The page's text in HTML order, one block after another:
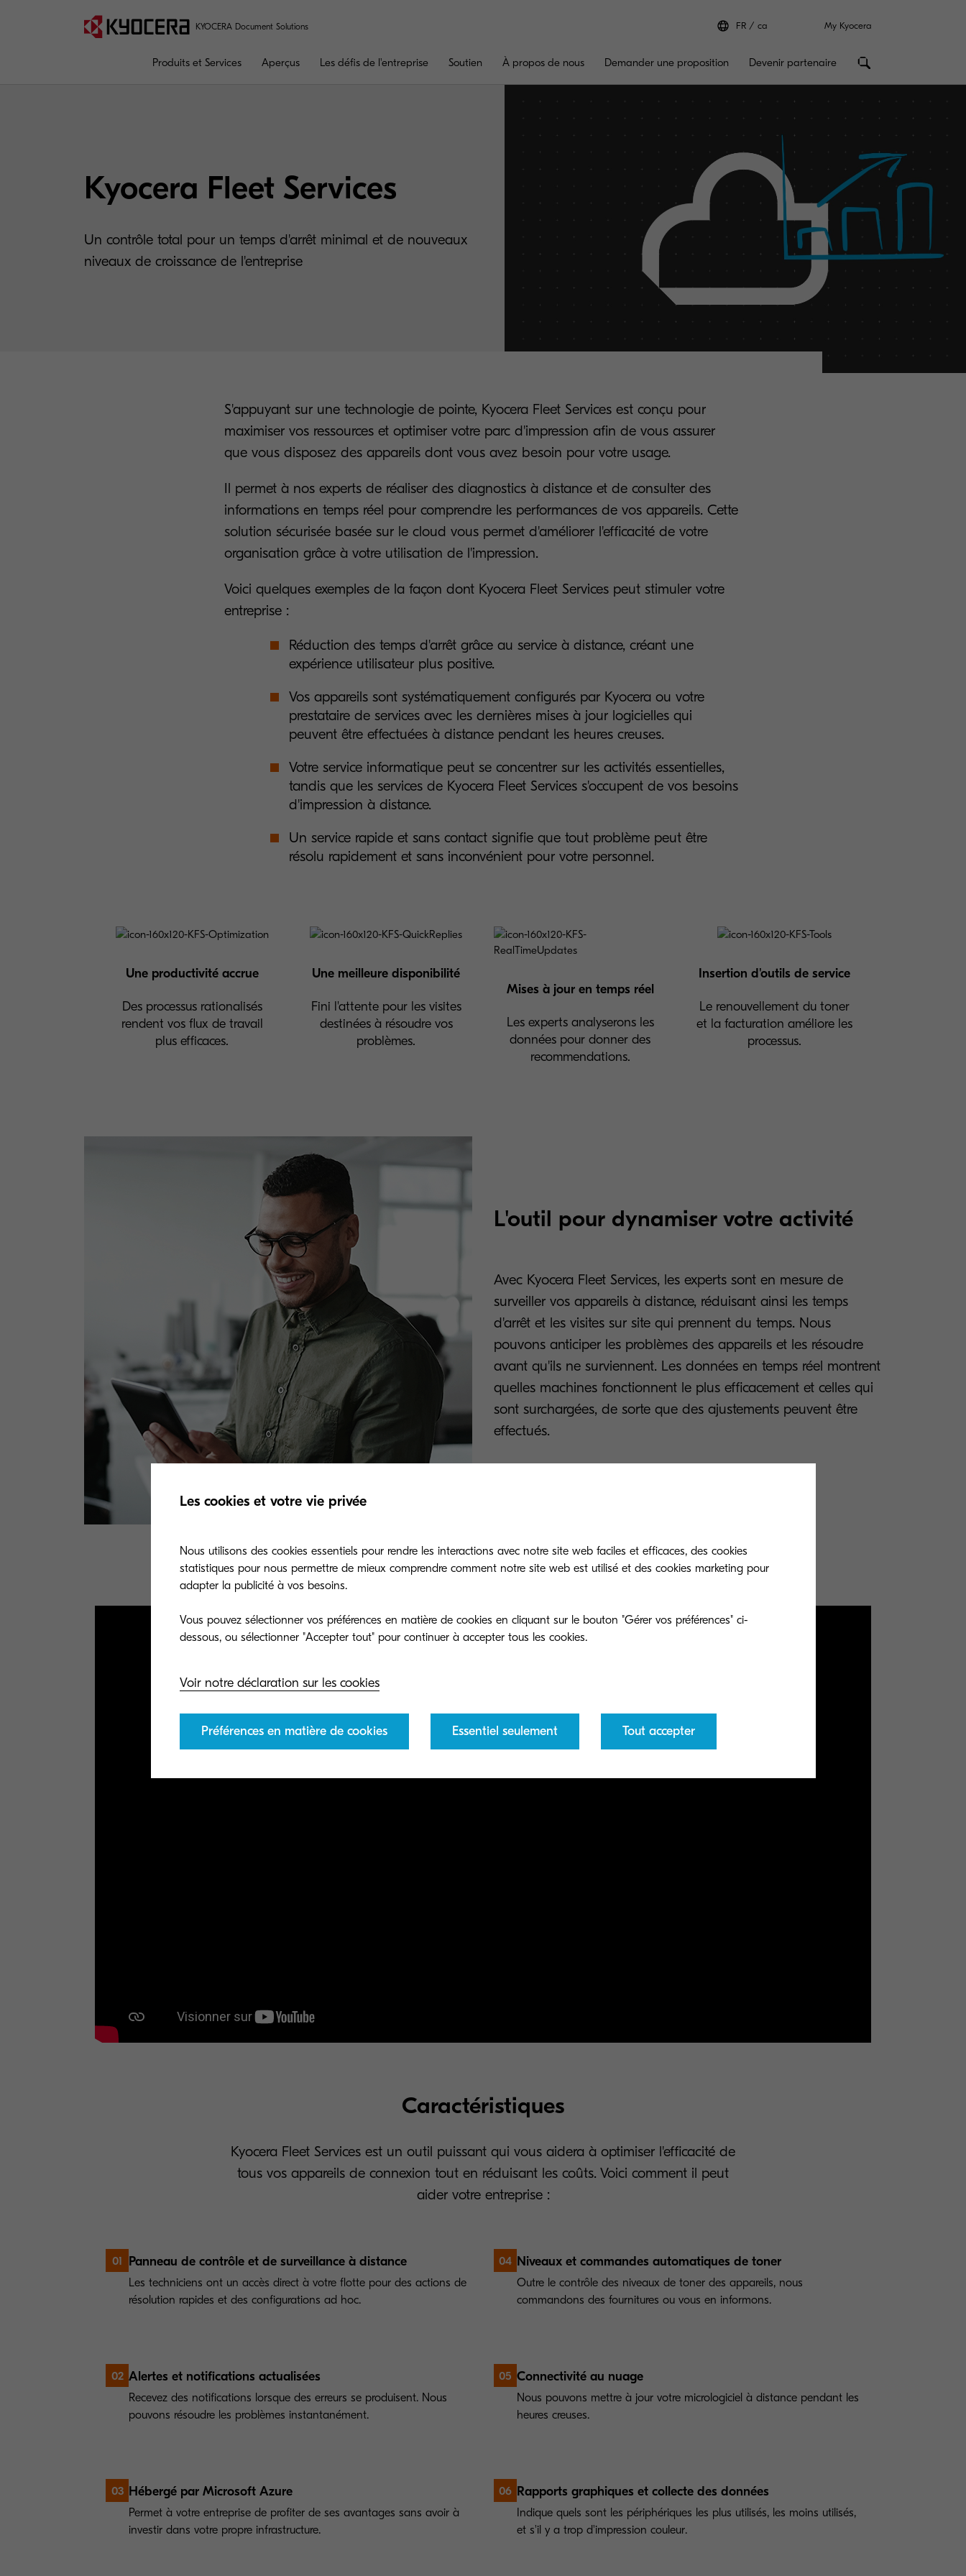
KYOCERA Document Solutions FR ca My Kyocera
Produits et Services Aperçus Les défis de l'entreprise Soutien À propos de nous Demander une proposition Devenir partenaire
Kyocera Fleet Services
Un contrôle total pour un temps d'arrêt minimal et de nouveaux
niveaux de croissance de l'entreprise
S'appuyant sur une technologie de pointe, Kyocera Fleet Services est conçu pour
maximiser vos ressources et optimiser votre parc d'impression afin de vous assurer
que vous disposez des appareils dont vous avez besoin pour votre usage.
Il permet à nos experts de réaliser des diagnostics à distance et de consulter des
informations en temps réel pour comprendre les performances de vos appareils. Cette
solution sécurisée basée sur le cloud vous permet d'améliorer l'efficacité de votre
organisation grâce à votre utilisation de l'impression.
Voici quelques exemples de la façon dont Kyocera Fleet Services peut stimuler votre
entreprise :
Réduction des temps d'arrêt grâce au service à distance, créant une
expérience utilisateur plus positive.
Vos appareils sont systématiquement configurés par Kyocera ou votre
prestataire de services avec les dernières mises à jour logicielles qui
peuvent être effectuées à distance pendant les heures creuses.
Votre service informatique peut se concentrer sur les activités essentielles,
tandis que les services de Kyocera Fleet Services s'occupent de vos besoins
d'impression à distance.
Un service rapide et sans contact signifie que tout problème peut être
résolu rapidement et sans inconvénient pour votre personnel.
Une productivité accrue
Des processus rationalisés
rendent vos flux de travail
plus efficaces.
Une meilleure disponibilité
Fini l'attente pour les visites
destinées à résoudre vos
problèmes.
Mises à jour en temps réel
Les experts analyserons les
données pour donner des
recommendations.
Insertion d'outils de service
Le renouvellement du toner
et la facturation améliore les
processus.
L'outil pour dynamiser votre activité
Avec Kyocera Fleet Services, les experts sont en mesure de
surveiller vos appareils à distance, réduisant ainsi les temps
d'arrêt et les visites sur site qui prennent du temps. Nous
pouvons anticiper les problèmes des appareils et les résoudre
avant qu'ils ne surviennent. Les données en temps réel montrent
quelles machines fonctionnent le plus efficacement et celles qui
sont surchargées, de sorte que des ajustements peuvent être
effectués.
Regardez comment cela fonctionne !
Caractéristiques
Kyocera Fleet Services est un outil puissant qui vous aidera à optimiser l'efficacité de
tous vos appareils de connexion tout en réduisant les coûts. Voici comment il peut
aider votre entreprise :
01 Panneau de contrôle et de surveillance à distance
Les techniciens ont un accès direct à votre flotte pour des actions de
résolution rapides et des configurations ad hoc.
02 Alertes et notifications actualisées
Recevez des notifications lorsque des erreurs se produisent. Nous
pouvons résoudre les problèmes instantanément.
03 Hébergé par Microsoft Azure
Permet à votre entreprise de profiter de ses avantages sans avoir à
investir dans votre propre infrastructure.
04 Niveaux et commandes automatiques de toner
Outre le contrôle des niveaux de toner des appareils, nous
commandons des fournitures ou vous en informons.
05 Connectivité au nuage
Nous pouvons mettre à jour votre micrologiciel à distance pendant les
heures creuses.
06 Rapports graphiques et collecte des données
Indique quels sont les périphériques les plus utilisés, les moins utilisés,
et s'il y a trop d'impression couleur.
Les cookies et votre vie privée
Nous utilisons des cookies essentiels pour rendre les interactions avec notre site web faciles et efficaces, des cookies
statistiques pour nous permettre de mieux comprendre comment notre site web est utilisé et des cookies marketing pour
adapter la publicité à vos besoins.
Vous pouvez sélectionner vos préférences en matière de cookies en cliquant sur le bouton "Gérer vos préférences" ci-
dessous, ou sélectionner "Accepter tout" pour continuer à accepter tous les cookies.
Voir notre déclaration sur les cookies
Préférences en matière de cookies Essentiel seulement Tout accepter